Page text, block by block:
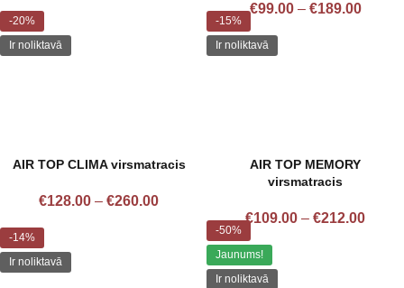
€99.00 – €189.00
-20%
Ir noliktavā
AIR TOP CLIMA virsmatracis
€128.00 – €260.00
-15%
Ir noliktavā
AIR TOP MEMORY
virsmatracis
€109.00 – €212.00
-14%
Ir noliktavā
-50%
Jaunums!
Ir noliktavā